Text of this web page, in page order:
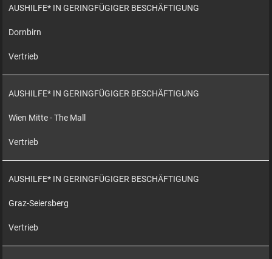
AUSHILFE* IN GERINGFÜGIGER BESCHÄFTIGUNG
Dornbirn
Vertrieb
AUSHILFE* IN GERINGFÜGIGER BESCHÄFTIGUNG
Wien Mitte - The Mall
Vertrieb
AUSHILFE* IN GERINGFÜGIGER BESCHÄFTIGUNG
Graz-Seiersberg
Vertrieb